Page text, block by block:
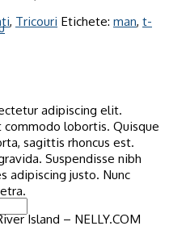
, Tricouri Etichete: man, t-
adipiscing elit.
commodo lobortis. Quisque
sagittis rhoncus est.
Suspendisse nibh
adipiscing justo. Nunc
Island – NELLY.COM